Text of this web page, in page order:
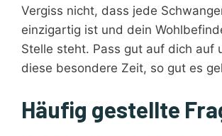
Vergiss nicht, dass jede
einzigartig ist und dein
Stelle steht. Pass gut auf dich auf
diese besondere Zeit, so gut es
Häufig gestellte